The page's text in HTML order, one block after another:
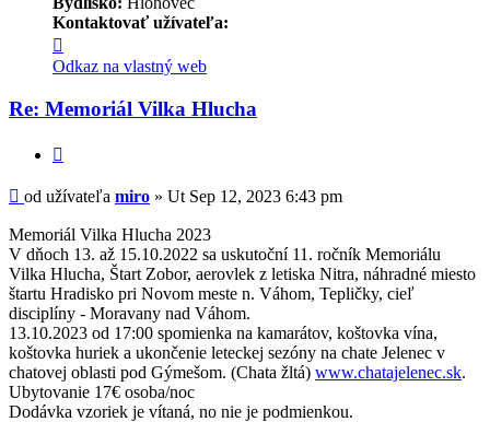
Kontaktovať užívateľa:
informácie
užívateľa
-
miro
Odkaz na vlastný web
Re: Memoriál Vilka Hlucha
Príspevok
od užívateľa miro » Ut Sep 12, 2023 6:43 pm
Memoriál Vilka Hlucha 2023
V dňoch 13. až 15.10.2022 sa uskutoční 11. ročník Memoriálu
Vilka Hlucha, Štart Zobor, aerovlek z letiska Nitra, náhradné miesto
štartu Hradisko pri Novom meste n. Váhom, Tepličky, cieľ
disciplíny - Moravany nad Váhom.
13.10.2023 od 17:00 spomienka na kamarátov, koštovka vína,
koštovka huriek a ukončenie leteckej sezóny na chate Jelenec v
chatovej oblasti pod Gýmešom. (Chata žltá) www.chatajelenec.sk.
Ubytovanie 17€ osoba/noc
Dodávka vzoriek je vítaná, no nie je podmienkou.